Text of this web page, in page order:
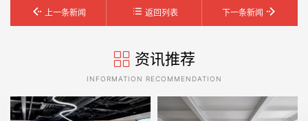
上一条新闻 返回列表 下一条新闻
资讯推荐
INFORMATION RECOMMENDATION